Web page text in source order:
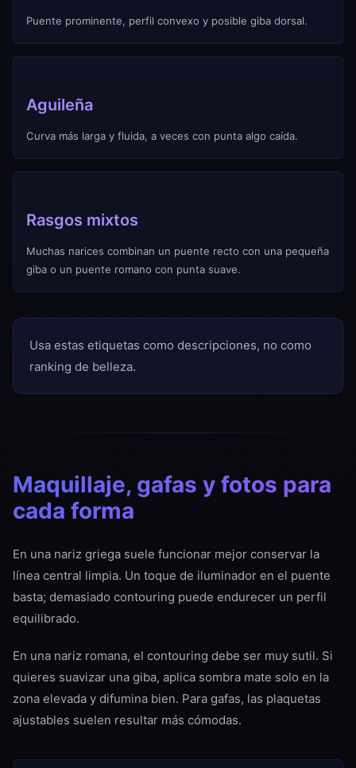
Puente prominente, perfil convexo y posible giba dorsal.
Aguileña
Curva más larga y fluida, a veces con punta algo caída.
Rasgos mixtos
Muchas narices combinan un puente recto con una pequeña
giba o un puente romano con punta suave.
Usa estas etiquetas como descripciones, no como
ranking de belleza.
Maquillaje, gafas y fotos para
cada forma
En una nariz griega suele funcionar mejor conservar la
línea central limpia. Un toque de iluminador en el puente
basta; demasiado contouring puede endurecer un perfil
equilibrado.
En una nariz romana, el contouring debe ser muy sutil. Si
quieres suavizar una giba, aplica sombra mate solo en la
zona elevada y difumina bien. Para gafas, las plaquetas
ajustables suelen resultar más cómodas.